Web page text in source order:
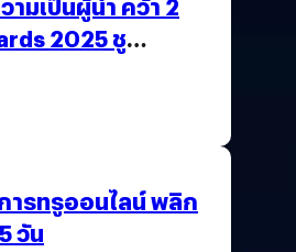
2025 ชู
ยั่งยืน
ารทรูออนไลน์ พลิก
วัน